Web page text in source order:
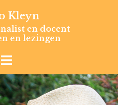
Kleyn
en docent
en lezingen